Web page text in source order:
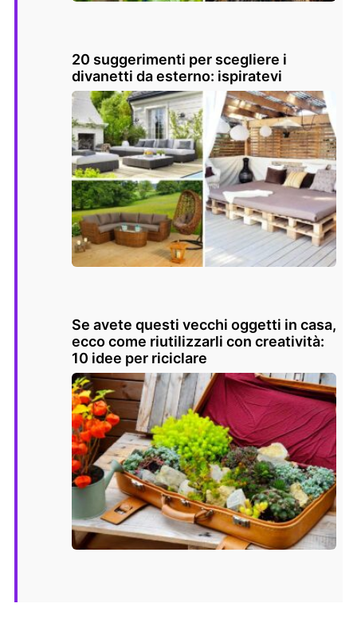
20 suggerimenti per scegliere i
divanetti da esterno: ispiratevi
Se avete questi vecchi oggetti in casa,
ecco come riutilizzarli con creatività:
10 idee per riciclare